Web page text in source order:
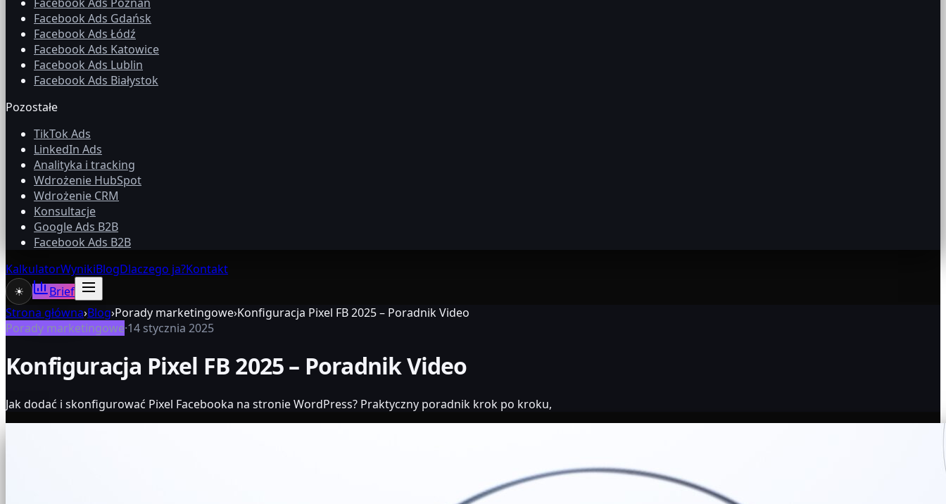
Facebook Ads Gdańsk
Facebook Ads Łódź
Facebook Ads Katowice
Facebook Ads Lublin
Facebook Ads Białystok
Pozostałe
TikTok Ads
LinkedIn Ads
Analityka i tracking
Wdrożenie HubSpot
Wdrożenie CRM
Konsultacje
Google Ads B2B
Facebook Ads B2B
KalkulatorWynikiBlogDlaczego ja?Kontakt
☀
Brief
Strona główna›Blog›Porady marketingowe›Konfiguracja Pixel FB 2025 – Poradnik Video
Porady marketingowe·14 stycznia 2025
Konfiguracja Pixel FB 2025 – Poradnik Video
Jak dodać i skonfigurować Pixel Facebooka na stronie WordPress? Praktyczny poradnik krok po kroku,